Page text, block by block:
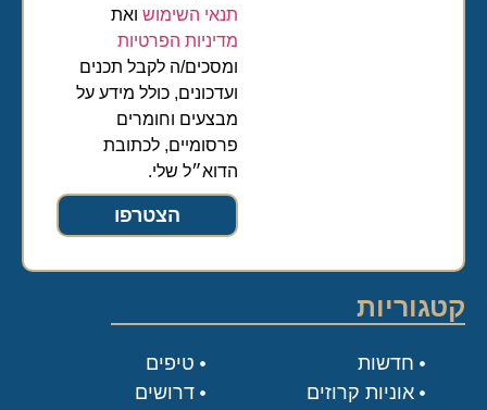
תנאי השימושואת
מדיניות הפרטיות
ומסכים/ה לקבל תכנים
ועדכונים, כולל מידע על
מבצעים וחומרים
פרסומיים, לכתובת
הדוא״ל שלי.
הצטרפו
קטגוריות
טיפים
דרושים
חדשות
אוניות קרוזים